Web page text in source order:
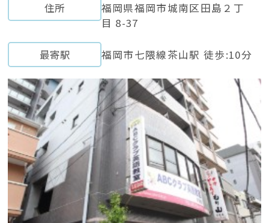
住所
福岡県福岡市城南区田島２丁
目 8-37
最寄駅 福岡市七隈線茶山駅 徒歩:10分